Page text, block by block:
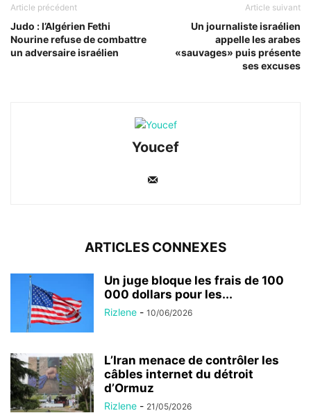
Article précédent
Judo : l’Algérien Fethi
Nourine refuse de combattre
un adversaire israélien
Article suivant
Un journaliste israélien
appelle les arabes
«sauvages» puis présente
ses excuses
Youcef
ARTICLES CONNEXES
Un juge bloque les frais de 100
000 dollars pour les...
Rizlene - 10/06/2026
L’Iran menace de contrôler les
câbles internet du détroit
d’Ormuz
Rizlene - 21/05/2026